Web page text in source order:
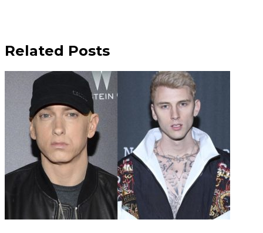
Related Posts